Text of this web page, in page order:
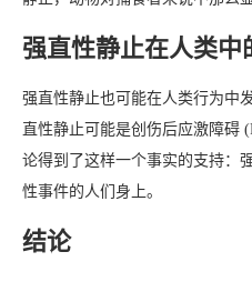
强直性静止在人类中
强直性静止也可能在人类行为中
直性静止可能是创伤后应激障碍
论得到了这样一个事实的支持：
性事件的人们身上。
结论